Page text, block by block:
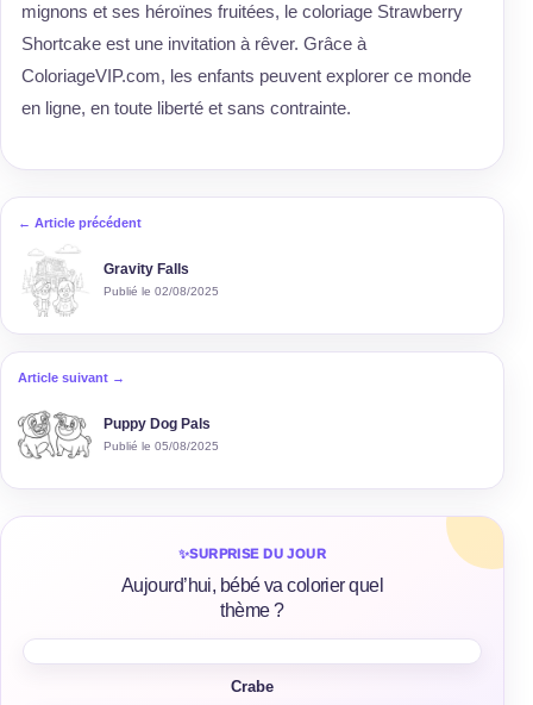
mignons et ses héroïnes fruitées, le coloriage Strawberry
Shortcake est une invitation à rêver. Grâce à
ColoriageVIP.com, les enfants peuvent explorer ce monde
en ligne, en toute liberté et sans contrainte.
← Article précédent
Gravity Falls
Publié le 02/08/2025
Article suivant →
Puppy Dog Pals
Publié le 05/08/2025
✨SURPRISE DU JOUR
Aujourd’hui, bébé va colorier quel
thème ?
Crabe